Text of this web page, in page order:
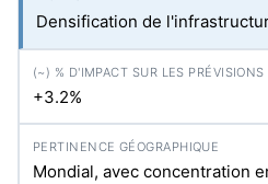
Densification de
+3.2%
Mondial, avec concentration